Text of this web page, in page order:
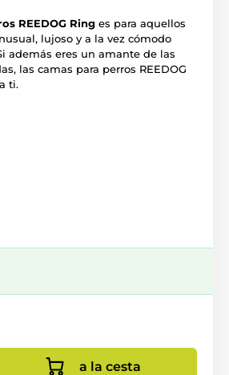
REEDOG Ring es para aquellos
lujoso y a la vez cómodo
además eres un amante de las
las camas para perros REEDOG
ti.
a la cesta